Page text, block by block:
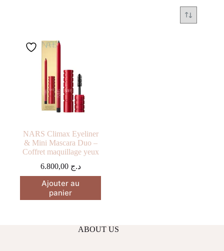
NARS Climax Eyeliner
& Mini Mascara Duo –
Coffret maquillage yeux
د.ج 6.800,00
Ajouter au
panier
ABOUT US